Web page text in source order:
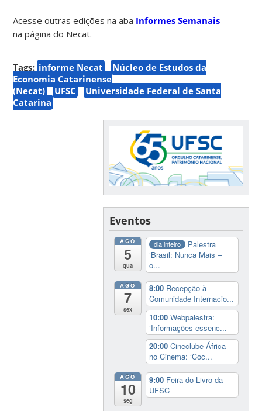
Acesse outras edições na aba Informes Semanais
na página do Necat.
Tags: informe Necat
Núcleo de Estudos da
Economia Catarinense
(Necat)
UFSC
Universidade Federal de Santa
Catarina
Eventos
AGO
5
qua
dia inteiro
Palestra
‘Brasil: Nunca Mais –
o...
AGO
7
sex
8:00 Recepção à
Comunidade Internacio...
10:00Webpalestra:
‘Informações essenc...
20:00Cineclube África
no Cinema: ‘Coc...
AGO
10
seg
9:00 Feira do Livro da
UFSC